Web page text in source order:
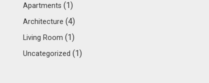
Apartments (1)
Architecture (4)
Living Room (1)
Uncategorized (1)